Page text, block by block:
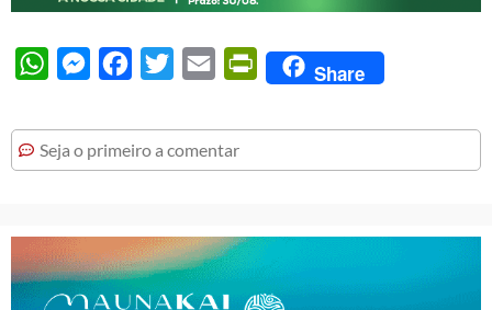
WhatsAppMessengerFacebook
Twitter Email PrintFriendly
Share
Seja o primeiro a comentar